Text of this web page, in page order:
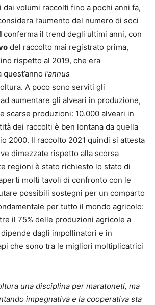
dai volumi raccolti fino a pochi anni fa,
l’aumento del numero di soci
conferma il trend degli ultimi anni, con
del raccolto mai registrato prima,
rispetto al 2019, che era
l’annus
A poco sono serviti gli
aumentare gli alveari in produzione,
scarse produzioni: 10.000 alveari in
dei raccolti è ben lontana da quella
2000. Il raccolto 2021 quindi si attesta
dimezzate rispetto alla scorsa
regioni è stato richiesto lo stato di
molti tavoli di confronto con le
possibili sostegni per un comparto
per tutto il mondo agricolo:
il 75% delle produzioni agricole a
dagli impollinatori e in
che sono tra le migliori moltiplicatrici
una disciplina per maratoneti, ma
impegnativa e la cooperativa sta